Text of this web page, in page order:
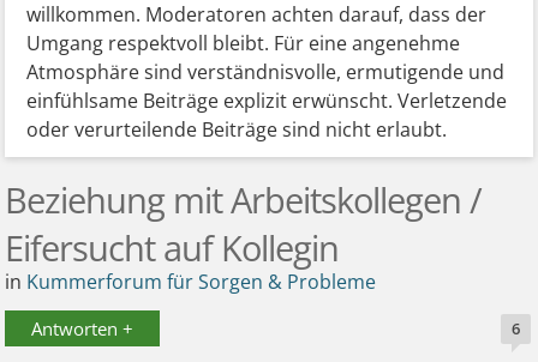
willkommen. Moderatoren achten darauf, dass der
Umgang respektvoll bleibt. Für eine angenehme
Atmosphäre sind verständnisvolle, ermutigende und
einfühlsame Beiträge explizit erwünscht. Verletzende
oder verurteilende Beiträge sind nicht erlaubt.
Beziehung mit Arbeitskollegen /
Eifersucht auf Kollegin
in Kummerforum für Sorgen & Probleme
Antworten + 6